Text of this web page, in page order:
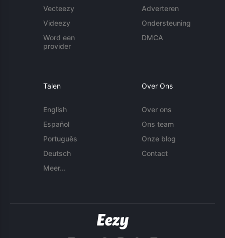
Vecteezy
Videezy
Word een
provider
Adverteren
Ondersteuning
DMCA
Talen
English
Español
Português
Deutsch
Meer...
Over Ons
Over ons
Ons team
Onze blog
Contact